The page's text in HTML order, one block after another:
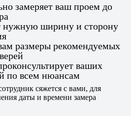
замеряет ваш проем до
нужную ширину и сторону
размеры рекомендуемых
ваших
по всем нюансам
сяжется с вами, для
даты и времени замера